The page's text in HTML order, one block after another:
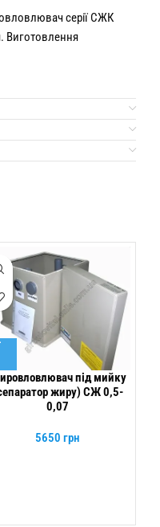
серії СЖК
Виготовлення
під мийку
жиру) СЖ 0,5-
0,07
5650 грн